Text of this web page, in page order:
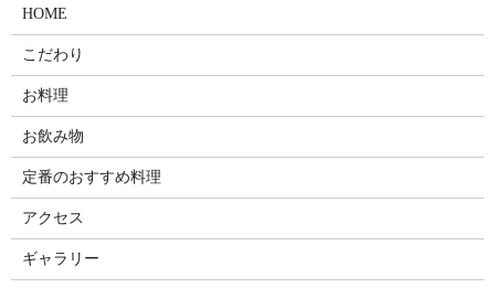
HOME
こだわり
お料理
お飲み物
定番のおすすめ料理
アクセス
ギャラリー